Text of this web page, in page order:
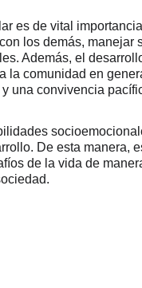
es de vital
los demás, manejar
Además, el
la comunidad en
una convivencia
De esta manera,
de la vida de